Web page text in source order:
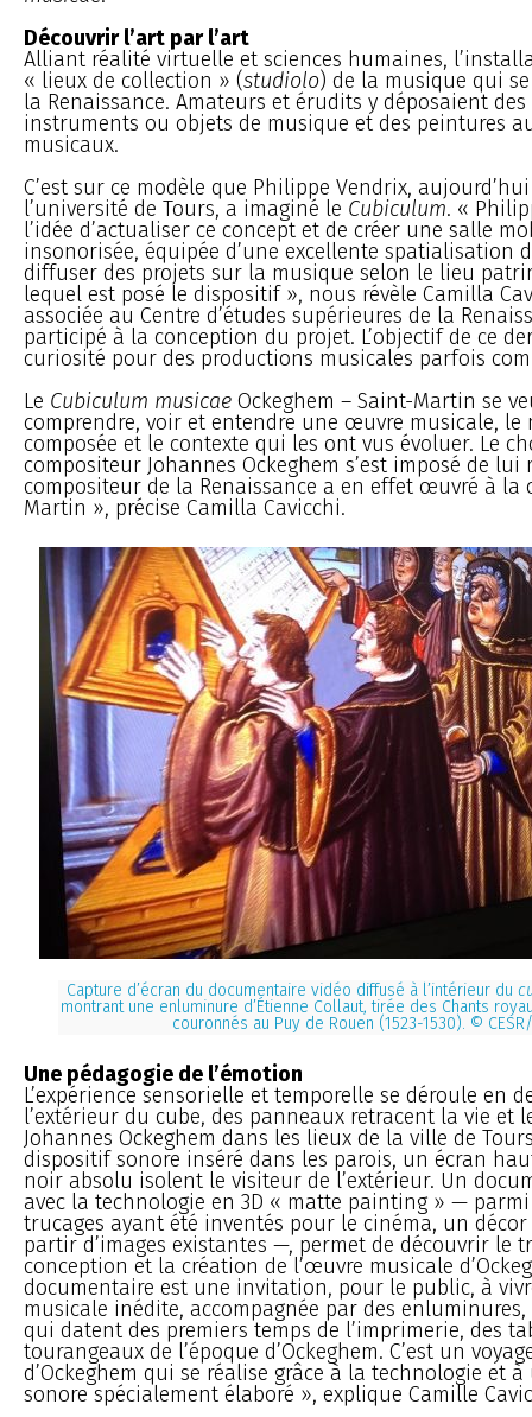
Découvrir l’art par l’art
Alliant réalité virtuelle et sciences humaines,
« lieux de collection » (studiolo) de la musique qui
la Renaissance. Amateurs et érudits y déposaient
instruments ou objets de musique et des peintures
musicaux.
C’est sur ce modèle que Philippe Vendrix,
l’université de Tours, a imaginé le Cubiculum. «
l’idée d’actualiser ce concept et de créer une salle
insonorisée, équipée d’une excellente spatialisation
diffuser des projets sur la musique selon le lieu
lequel est posé le dispositif », nous révèle Camilla
associée au Centre d’études supérieures de la
participé à la conception du projet. L’objectif de ce
curiosité pour des productions musicales parfois
Le Cubiculum musicae Ockeghem – Saint-Martin se
comprendre, voir et entendre une œuvre musicale, le
composée et le contexte qui les ont vus évoluer. Le
compositeur Johannes Ockeghem s’est imposé de lui
compositeur de la Renaissance a en effet œuvré à la
Martin », précise Camilla Cavicchi.
Capture d’écran du documentaire vidéo diffusé à l’intérieur du
montrant une enluminure d’Étienne Collaut, tirée des Chants
couronnés au Puy de Rouen (1523-1530). ©
Une pédagogie de l’émotion
L’expérience sensorielle et temporelle se déroule en
l’extérieur du cube, des panneaux retracent la vie et
Johannes Ockeghem dans les lieux de la ville de
dispositif sonore inséré dans les parois, un écran
noir absolu isolent le visiteur de l’extérieur. Un
avec la technologie en 3D « matte painting » — parmi
trucages ayant été inventés pour le cinéma, un
partir d’images existantes —, permet de découvrir le
conception et la création de l’œuvre musicale
documentaire est une invitation, pour le public, à
musicale inédite, accompagnée par des
qui datent des premiers temps de l’imprimerie, des
tourangeaux de l’époque d’Ockeghem. C’est un
d’Ockeghem qui se réalise grâce à la technologie et
sonore spécialement élaboré », explique Camille